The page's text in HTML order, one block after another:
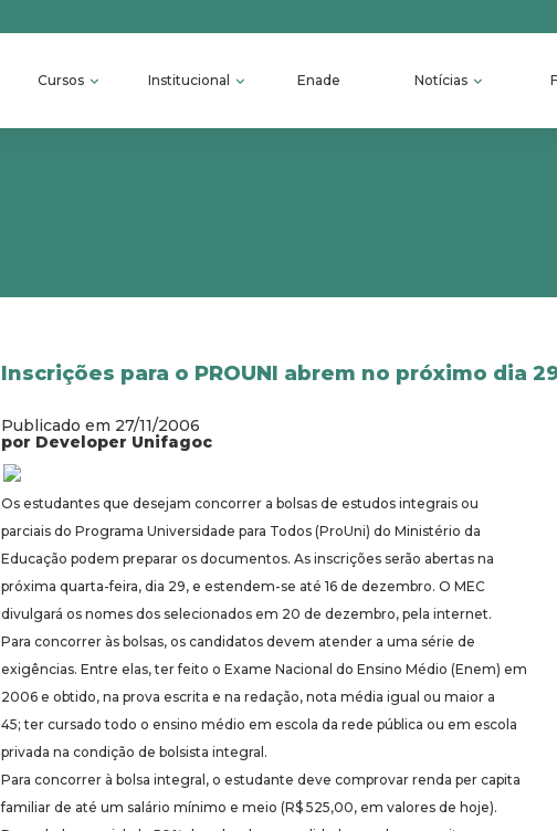
Cursos Institucional Enade Notícias
Inscrições para o PROUNI abrem no próximo dia
Publicado em 27/11/2006
por Developer Unifagoc
Os estudantes que desejam concorrer a bolsas de estudos integrais ou
parciais do Programa Universidade para Todos (ProUni) do Ministério da
Educação podem preparar os documentos. As inscrições serão abertas na
próxima quarta-feira, dia 29, e estendem-se até 16 de dezembro. O MEC
divulgará os nomes dos selecionados em 20 de dezembro, pela internet.
Para concorrer às bolsas, os candidatos devem atender a uma série de
exigências. Entre elas, ter feito o Exame Nacional do Ensino Médio (Enem) em
2006 e obtido, na prova escrita e na redação, nota média igual ou maior a
45; ter cursado todo o ensino médio em escola da rede pública ou em escola
privada na condição de bolsista integral.
Para concorrer à bolsa integral, o estudante deve comprovar renda per capita
familiar de até um salário mínimo e meio (R$ 525,00, em valores de hoje).